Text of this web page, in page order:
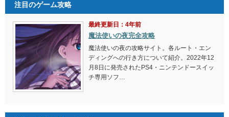
注目のゲーム攻略
最終更新日：4年前
魔法使いの夜完全攻略
魔法使いの夜の攻略サイト。各ルート・エン
ディングへの行き方について紹介。2022年12
月8日に発売されたPS4・ニンテンドースイッ
チ専用ソフ…